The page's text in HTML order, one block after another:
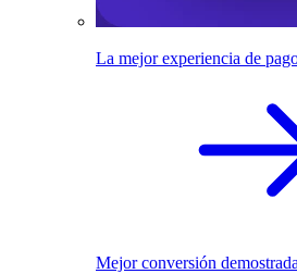
La mejor experiencia de
Mejor conversión